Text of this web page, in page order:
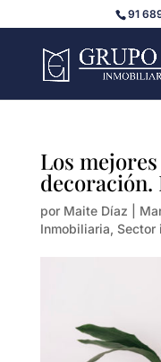
91
Los
decoración.
por Maite Díaz
Inmobiliaria, Sector